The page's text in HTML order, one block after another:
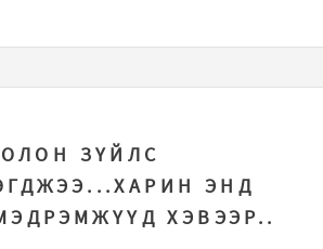
ОЛОН ЗҮЙЛС
ЭНД
ХЭВЭЭР..